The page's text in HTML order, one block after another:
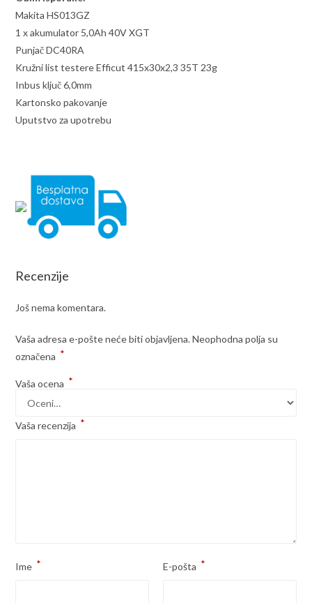
Makita HS013GZ
1 x akumulator 5,0Ah 40V XGT
Punjač DC40RA
Kružni list testere Efficut 415x30x2,3 35T 23g
Inbus ključ 6,0mm
Kartonsko pakovanje
Uputstvo za upotrebu
Recenzije
Još nema komentara.
Vaša adresa e-pošte neće biti objavljena. Neophodna polja su
označena *
Vaša ocena *
Vaša recenzija *
Ime * E-pošta *